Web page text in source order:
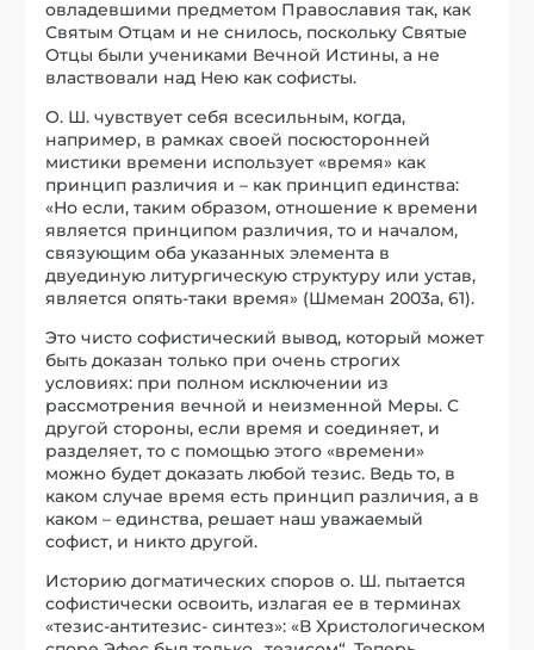
овладевшими предметом Православия так, как
Святым Отцам и не снилось, поскольку Святые
Отцы были учениками Вечной Истины, а не
властвовали над Нею как софисты.
О. Ш. чувствует себя всесильным, когда,
например, в рамках своей посюсторонней
мистики времени использует «время» как
принцип различия и – как принцип единства:
«Но если, таким образом, отношение к времени
является принципом различия, то и началом,
связующим оба указанных элемента в
двуединую литургическую структуру или устав,
является опять-таки время» (Шмеман 2003a, 61).
Это чисто софистический вывод, который может
быть доказан только при очень строгих
условиях: при полном исключении из
рассмотрения вечной и неизменной Меры. С
другой стороны, если время и соединяет, и
разделяет, то с помощью этого «времени»
можно будет доказать любой тезис. Ведь то, в
каком случае время есть принцип различия, а в
каком – единства, решает наш уважаемый
софист, и никто другой.
Историю догматических споров о. Ш. пытается
софистически освоить, излагая ее в терминах
«тезис-антитезис- синтез»: «В Христологическом